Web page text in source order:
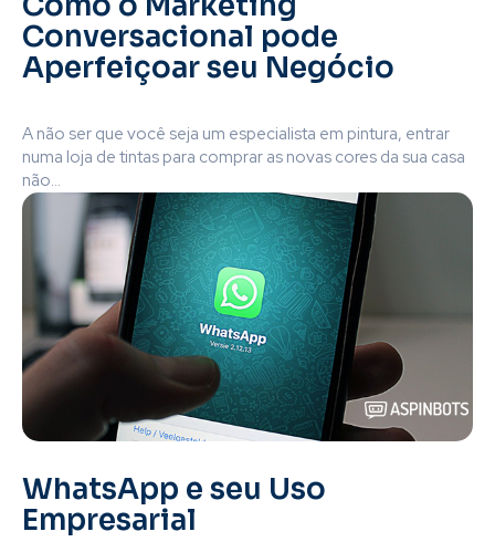
Conversacional pode
Aperfeiçoar seu Negócio
A não ser que você seja um especialista em pintura, entrar
numa loja de tintas para comprar as novas cores da sua casa
não...
WhatsApp e seu Uso
Empresarial